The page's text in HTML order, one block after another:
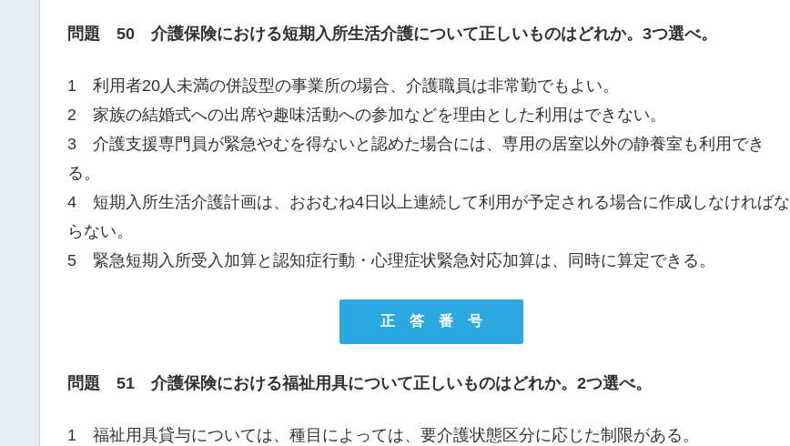
問題 50 介護保険における短期入所生活介護について正しいものはどれか。3つ選べ。
1 利用者20人未満の併設型の事業所の場合、介護職員は非常勤でもよい。
2 家族の結婚式への出席や趣味活動への参加などを理由とした利用はできない。
3 介護支援専門員が緊急やむを得ないと認めた場合には、専用の居室以外の静養室も利用でき
る。
4 短期入所生活介護計画は、おおむね4日以上連続して利用が予定される場合に作成しなければな
らない。
5 緊急短期入所受入加算と認知症行動・心理症状緊急対応加算は、同時に算定できる。
正 答 番 号
問題 51 介護保険における福祉用具について正しいものはどれか。2つ選べ。
1 福祉用具貸与については、種目によっては、要介護状態区分に応じた制限がある。